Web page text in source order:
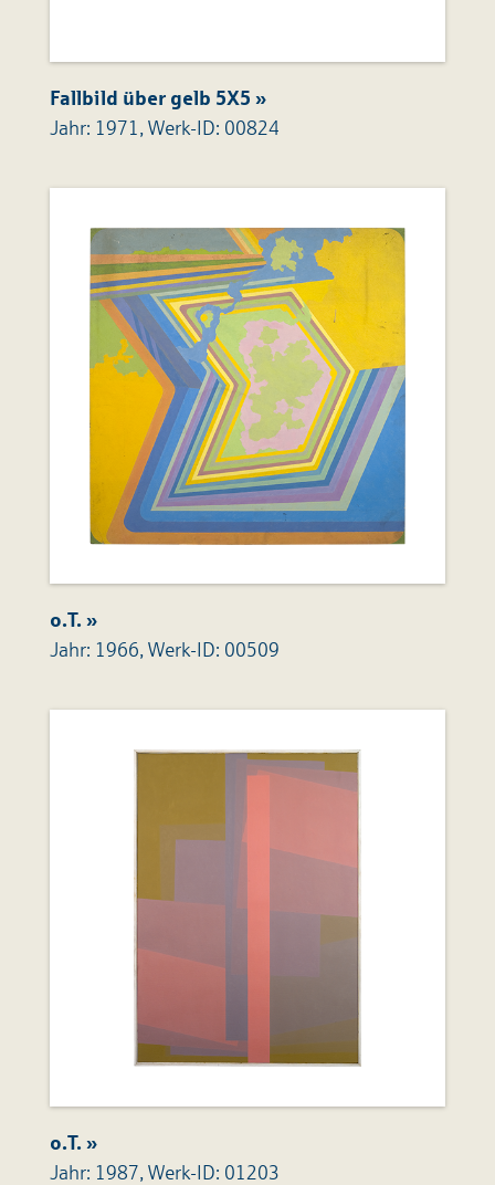
Fallbild über gelb 5X5 »
Jahr: 1971, Werk-ID: 00824
o.T. »
Jahr: 1966, Werk-ID: 00509
o.T. »
Jahr: 1987, Werk-ID: 01203